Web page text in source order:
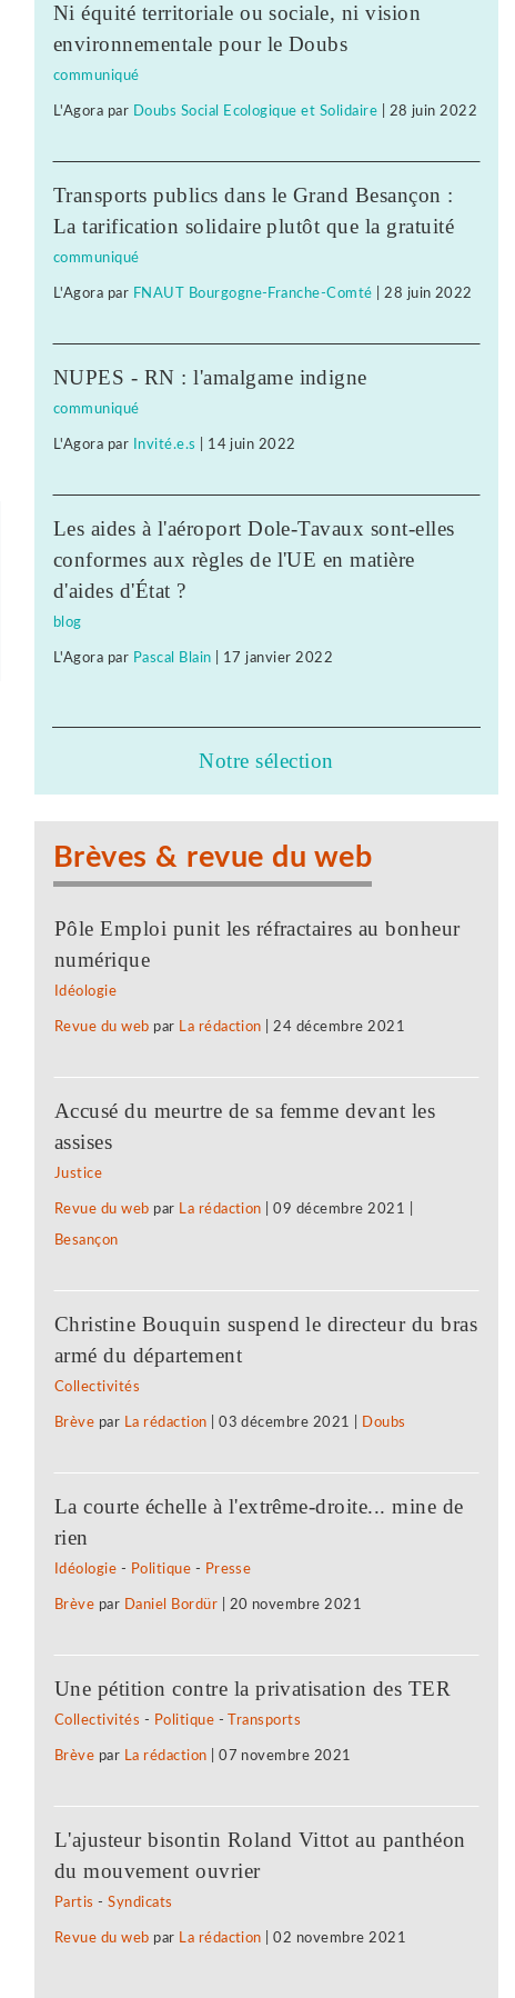
Ni équité territoriale ou sociale, ni vision
environnementale pour le Doubs
communiqué
L'Agora par Doubs Social Ecologique et Solidaire 28 juin 2022
Transports publics dans le Grand Besançon :
La tarification solidaire plutôt que la gratuité
communiqué
L'Agora par FNAUT Bourgogne-Franche-Comté 28 juin 2022
NUPES - RN : l'amalgame indigne
communiqué
L'Agora par Invité.e.s 14 juin 2022
Les aides à l'aéroport Dole-Tavaux sont-elles
conformes aux règles de l'UE en matière
d'aides d'État ?
blog
L'Agora par Pascal Blain 17 janvier 2022
Notre sélection
Brèves & revue du web
Pôle Emploi punit les réfractaires au bonheur
numérique
Idéologie
Revue du web par La rédaction 24 décembre 2021
Accusé du meurtre de sa femme devant les
assises
Justice
Revue du web par La rédaction |09 décembre 2021
Besançon
Christine Bouquin suspend le directeur du bras
armé du département
Collectivités
Brève par La rédaction |03 décembre 2021 Doubs
La courte échelle à l'extrême-droite... mine de
rien
Idéologie - Politique - Presse
Brève par Daniel Bordür 20 novembre 2021
Une pétition contre la privatisation des TER
Collectivités - Politique - Transports
Brève par La rédaction |07 novembre 2021
L'ajusteur bisontin Roland Vittot au panthéon
du mouvement ouvrier
Partis -Syndicats
Revue du web par La rédaction |02 novembre 2021